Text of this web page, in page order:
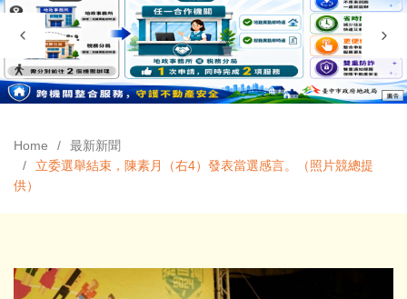
Home
最新新聞
立委選舉結束，陳素月（右4）發表當選感言。（照片競總提
供）